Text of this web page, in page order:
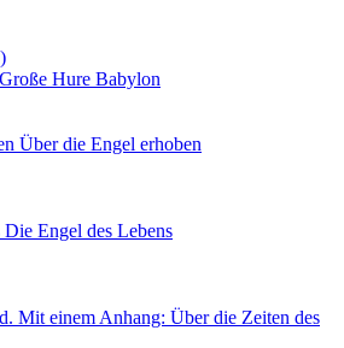
Große Hure Babylon
Über die Engel erhoben
Die Engel des Lebens